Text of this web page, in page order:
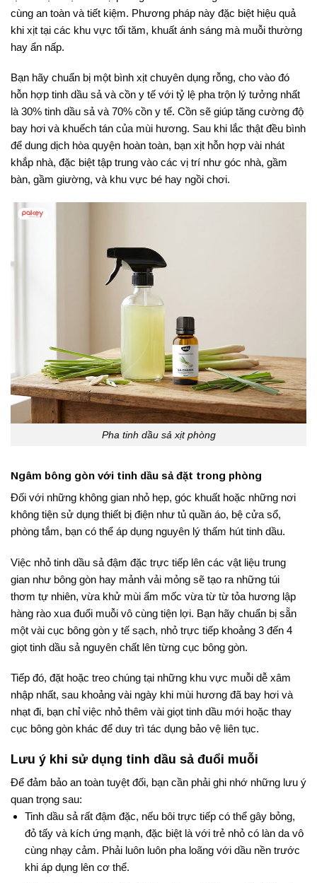
cùng an toàn và tiết kiệm. Phương pháp này đặc biệt hiệu quả
khi xịt tại các khu vực tối tăm, khuất ánh sáng mà muỗi thường
hay ẩn nấp.
Bạn hãy chuẩn bị một bình xịt chuyên dụng rỗng, cho vào đó
hỗn hợp tinh dầu sả và cồn y tế với tỷ lệ pha trộn lý tưởng nhất
là 30% tinh dầu sả và 70% cồn y tế. Cồn sẽ giúp tăng cường độ
bay hơi và khuếch tán của mùi hương. Sau khi lắc thật đều bình
để dung dịch hòa quyện hoàn toàn, bạn xịt hỗn hợp vài nhát
khắp nhà, đặc biệt tập trung vào các vị trí như góc nhà, gầm
bàn, gầm giường, và khu vực bé hay ngồi chơi.
Pha tinh dầu sả xịt phòng
Ngâm bông gòn với tinh dầu sả đặt trong phòng
Đối với những không gian nhỏ hẹp, góc khuất hoặc những nơi
không tiện sử dụng thiết bị điện như tủ quần áo, bệ cửa sổ,
phòng tắm, bạn có thể áp dụng nguyên lý thấm hút tinh dầu.
Việc nhỏ tinh dầu sả đậm đặc trực tiếp lên các vật liệu trung
gian như bông gòn hay mảnh vải mỏng sẽ tạo ra những túi
thơm tự nhiên, vừa khử mùi ẩm mốc vừa từ từ tỏa hương lập
hàng rào xua đuổi muỗi vô cùng tiện lợi. Bạn hãy chuẩn bị sẵn
một vài cục bông gòn y tế sạch, nhỏ trực tiếp khoảng 3 đến 4
giọt tinh dầu sả nguyên chất lên từng cục bông gòn.
Tiếp đó, đặt hoặc treo chúng tại những khu vực muỗi dễ xâm
nhập nhất, sau khoảng vài ngày khi mùi hương đã bay hơi và
nhạt đi, bạn chỉ việc nhỏ thêm vài giọt tinh dầu mới hoặc thay
cục bông gòn khác để duy trì tác dụng bảo vệ liên tục.
Lưu ý khi sử dụng tinh dầu sả đuổi muỗi
Để đảm bảo an toàn tuyệt đối, bạn cần phải ghi nhớ những lưu ý
quan trọng sau:
Tinh dầu sả rất đậm đặc, nếu bôi trực tiếp có thể gây bỏng,
đỏ tấy và kích ứng mạnh, đặc biệt là với trẻ nhỏ có làn da vô
cùng nhạy cảm. Phải luôn luôn pha loãng với dầu nền trước
khi áp dụng lên cơ thể.